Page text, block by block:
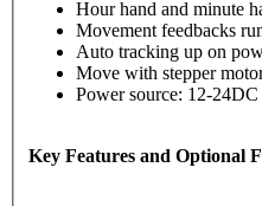
Hour hand and minute
Movement feedbacks
Auto tracking up on
Move with stepper
Power source: 12-
Key Features and Optional